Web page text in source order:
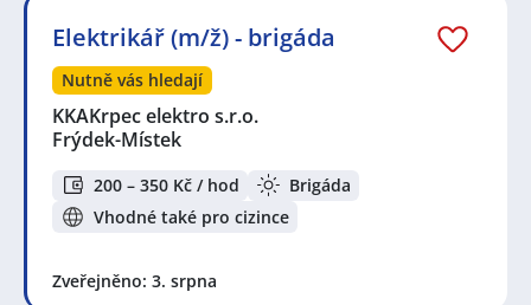
Elektrikář (m/ž) - brigáda
Nutně vás hledají
KKAKrpec elektro s.r.o.
Frýdek-Místek
200 – 350 Kč / hod
Brigáda
Vhodné také pro cizince
Zveřejněno: 3. srpna